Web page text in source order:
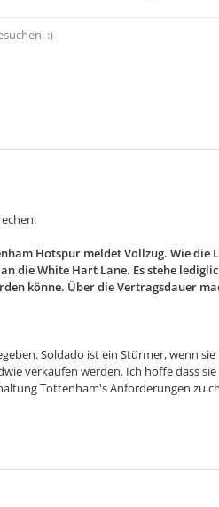
:)
Hotspur meldet Vollzug. Wie
die White Hart Lane. Es stehe
könne. Über die Vertragsdauer
Soldado ist ein Stürmer, wenn
verkaufen werden. Ich hoffe dass
Tottenham's Anforderungen zu